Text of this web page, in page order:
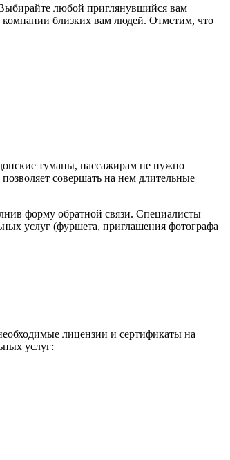
любой приглянувшийся вам
близких вам людей. Отметим, что
туманы, пассажирам не нужно
совершать на нем длительные
форму обратной связи. Специалисты
услуг (фуршета, приглашения фотографа
лицензии и сертификаты на
услуг: